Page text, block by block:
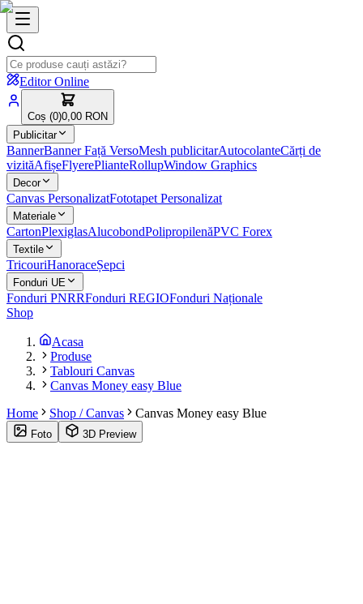
Editor Online
Coș (0)0,00 RON
Publicitar
BannerBanner Față VersoMesh publicitarAutocolanteCărți de
vizităAfișeFlyerePlianteRollupWindow Graphics
Decor
Canvas PersonalizatFototapet Personalizat
Materiale
CartonPlexiglasAlucobondPolipropilenăPVC Forex
Textile
TricouriHanoraceȘepci
Fonduri UE
Fonduri PNRRFonduri REGIOFonduri Naționale
Shop
Acasa
Produse
Tablouri Canvas
Canvas Money easy Blue
Home
Shop / Canvas Canvas Money easy Blue
Foto 3D Preview